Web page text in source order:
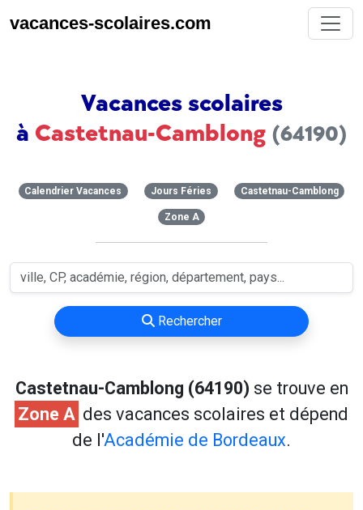
vacances-scolaires.com
Vacances scolaires
à Castetnau-Camblong (64190)
Calendrier Vacances Jours Féries Castetnau-Camblong
Zone A
Rechercher
Castetnau-Camblong (64190) se trouve en
Zone A des vacances scolaires et dépend
de l'Académie de Bordeaux.